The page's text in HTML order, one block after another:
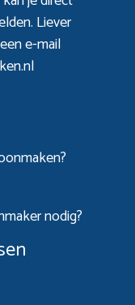
Liever
e-mail
nodig?